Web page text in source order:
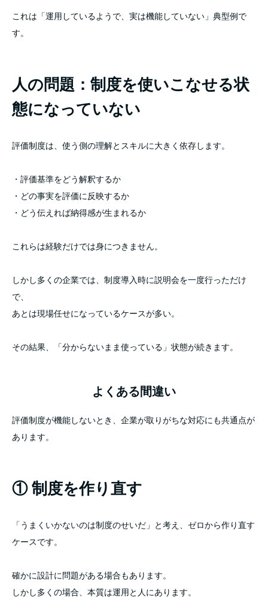
これは「運用しているようで、実は機能していない」典型例で
す。
人の問題：制度を使いこなせる状
態になっていない
評価制度は、使う側の理解とスキルに大きく依存します。
・評価基準をどう解釈するか
・どの事実を評価に反映するか
・どう伝えれば納得感が生まれるか
これらは経験だけでは身につきません。
しかし多くの企業では、制度導入時に説明会を一度行っただけ
で、
あとは現場任せになっているケースが多い。
その結果、「分からないまま使っている」状態が続きます。
よくある間違い
評価制度が機能しないとき、企業が取りがちな対応にも共通点が
あります。
① 制度を作り直す
「うまくいかないのは制度のせいだ」と考え、ゼロから作り直す
ケースです。
確かに設計に問題がある場合もあります。
しかし多くの場合、本質は運用と人にあります。